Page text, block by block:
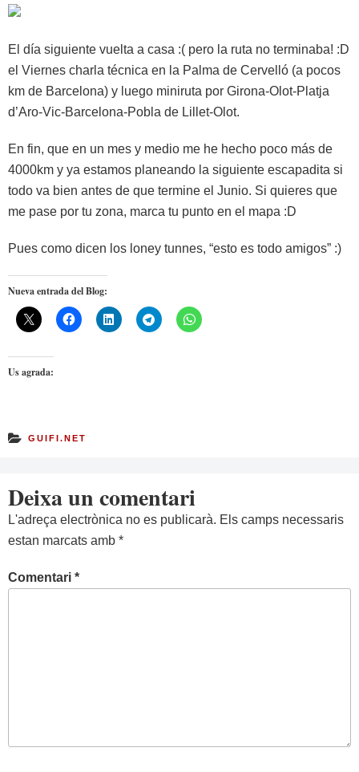
El día siguiente vuelta a casa :( pero la ruta no terminaba! :D
el Viernes charla técnica en la Palma de Cervelló (a pocos
km de Barcelona) y luego miniruta por Girona-Olot-Platja
d’Aro-Vic-Barcelona-Pobla de Lillet-Olot.
En fin, que en un mes y medio me he hecho poco más de
4000km y ya estamos planeando la siguiente escapadita si
todo va bien antes de que termine el Junio. Si quieres que
me pase por tu zona, marca tu punto en el mapa :D
Pues como dicen los loney tunnes, “esto es todo amigos” :)
Nueva entrada del Blog:
Us agrada:
GUIFI.NET
Deixa un comentari
L'adreça electrònica no es publicarà. Els camps necessaris
estan marcats amb *
Comentari *